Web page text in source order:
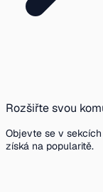
Rozšiřte svou
Objevte se v
získá na popularitě.